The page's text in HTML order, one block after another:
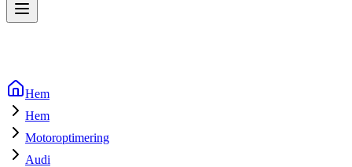
Hem
Hem
Motoroptimering
Audi